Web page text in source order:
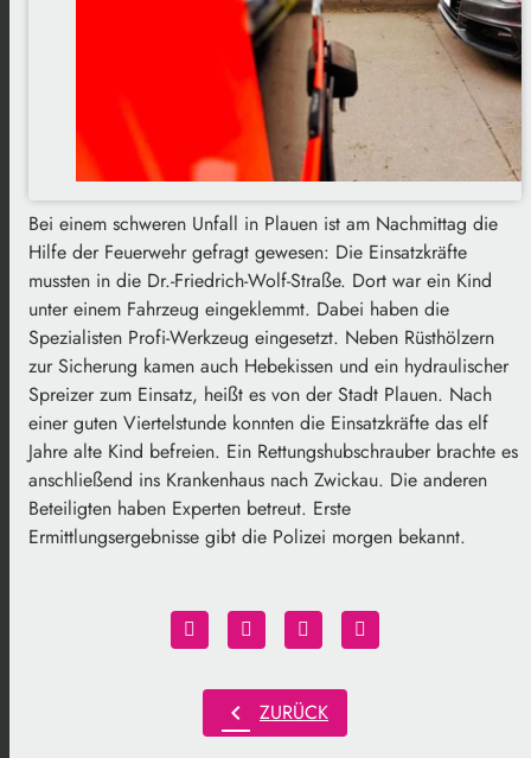
Bei einem schweren Unfall in Plauen ist am Nachmittag die
Hilfe der Feuerwehr gefragt gewesen: Die Einsatzkräfte
mussten in die Dr.-Friedrich-Wolf-Straße. Dort war ein Kind
unter einem Fahrzeug eingeklemmt. Dabei haben die
Spezialisten Profi-Werkzeug eingesetzt. Neben Rüsthölzern
zur Sicherung kamen auch Hebekissen und ein hydraulischer
Spreizer zum Einsatz, heißt es von der Stadt Plauen. Nach
einer guten Viertelstunde konnten die Einsatzkräfte das elf
Jahre alte Kind befreien. Ein Rettungshubschrauber brachte es
anschließend ins Krankenhaus nach Zwickau. Die anderen
Beteiligten haben Experten betreut. Erste
Ermittlungsergebnisse gibt die Polizei morgen bekannt.
chevron_left ZURÜCK